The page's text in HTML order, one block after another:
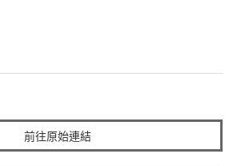
前往原始連結